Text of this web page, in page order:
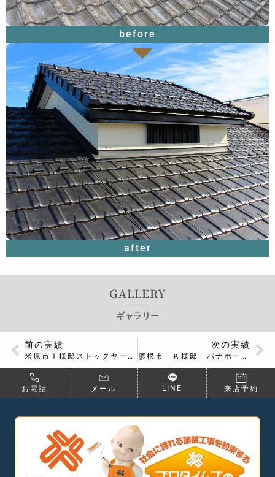
before
after
GALLERY
ギャラリー
前の実績
米原市Ｔ様邸ストックヤード新設工事
次の実績
彦根市 Ｋ様邸 パナホーム屋根換気塔 板金工事
お電話 メール LINE 来店予約